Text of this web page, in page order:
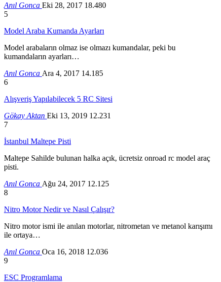
Anıl Gonca Eki 28, 2017 18.480
5
Model Araba Kumanda Ayarları
Model arabaların olmaz ise olmazı kumandalar, peki bu
kumandaların ayarları…
Anıl Gonca Ara 4, 2017 14.185
6
Alışveriş Yapılabilecek 5 RC Sitesi
Gökay Aktan Eki 13, 2019 12.231
7
İstanbul Maltepe Pisti
Maltepe Sahilde bulunan halka açık, ücretsiz onroad rc model araç
pisti.
Anıl Gonca Ağu 24, 2017 12.125
8
Nitro Motor Nedir ve Nasıl Çalışır?
Nitro motor ismi ile anılan motorlar, nitrometan ve metanol karışımı
ile ortaya…
Anıl Gonca Oca 16, 2018 12.036
9
ESC Programlama